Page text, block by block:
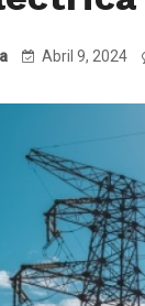
Abril 9, 2024